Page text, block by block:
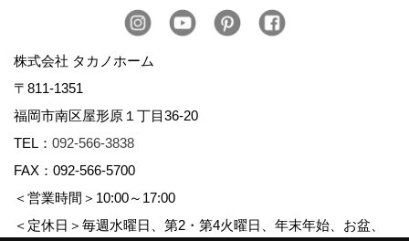
株式会社 タカノホーム
〒811-1351
福岡市南区屋形原１丁目36-20
TEL： 092-566-3838
FAX：092-566-5700
＜営業時間＞10:00～17:00
＜定休日＞毎週水曜日、第2・第4火曜日、年末年始、お盆、